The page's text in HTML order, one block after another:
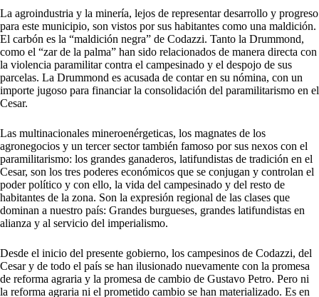
La agroindustria y la minería, lejos de representar desarrollo y progreso
para este municipio, son vistos por sus habitantes como una maldición.
El carbón es la “maldición negra” de Codazzi. Tanto la Drummond,
como el “zar de la palma” han sido relacionados de manera directa con
la violencia paramilitar contra el campesinado y el despojo de sus
parcelas. La Drummond es acusada de contar en su nómina, con un
importe jugoso para financiar la consolidación del paramilitarismo en el
Cesar.
Las multinacionales mineroenérgeticas, los magnates de los
agronegocios y un tercer sector también famoso por sus nexos con el
paramilitarismo: los grandes ganaderos, latifundistas de tradición en el
Cesar, son los tres poderes económicos que se conjugan y controlan el
poder político y con ello, la vida del campesinado y del resto de
habitantes de la zona. Son la expresión regional de las clases que
dominan a nuestro país: Grandes burgueses, grandes latifundistas en
alianza y al servicio del imperialismo.
Desde el inicio del presente gobierno, los campesinos de Codazzi, del
Cesar y de todo el país se han ilusionado nuevamente con la promesa
de reforma agraria y la promesa de cambio de Gustavo Petro. Pero ni
la reforma agraria ni el prometido cambio se han materializado. Es en